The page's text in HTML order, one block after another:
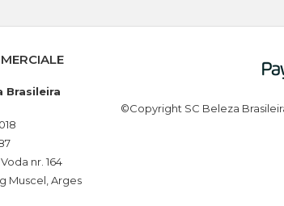
Brasileira
nr. 164
Muscel, Arges
©Copyright SC Beleza